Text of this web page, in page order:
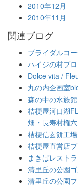
2010年12月
2010年11月
関連ブログ
ブライダルコ
ハイジの村ブ
Dolce vita /
丸の内企画室
森の中の水族
桔梗屋河口湖
畑・長寿村権
桔梗信玄餅工
桔梗屋直営店
まきばレスト
清里丘の公園
清里丘の公園